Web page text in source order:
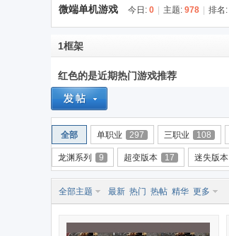
奇
»
微端单机游戏 今日: 0 主题: 978 排名:
1框架
红色的是近期热门游戏推荐
全部 单职业 297 三职业 108
龙渊系列 9 超变版本 17 迷失版本
全部主题 最新 热门 热帖 精华 更多